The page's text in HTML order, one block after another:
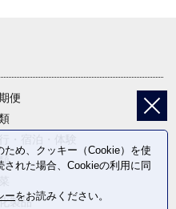
便
製品
め、クッキー（Cookie）を使
れた場合、Cookieの利用に同
ーをお読みください。